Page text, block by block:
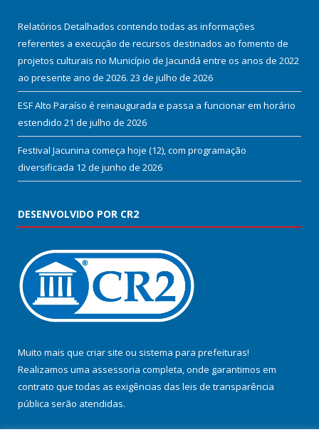
Relatórios Detalhados contendo todas as informações
referentes a execução de recursos destinados ao fomento de
projetos culturais no Município de Jacundá entre os anos de 2022
ao presente ano de 2026. 23 de julho de 2026
ESF Alto Paraíso é reinaugurada e passa a funcionar em horário
estendido 21 de julho de 2026
Festival Jacunina começa hoje (12), com programação
diversificada 12 de junho de 2026
DESENVOLVIDO POR CR2
Muito mais que criar site ou sistema para prefeituras!
Realizamos uma assessoria completa, onde garantimos em
contrato que todas as exigências das leis de transparência
pública serão atendidas.